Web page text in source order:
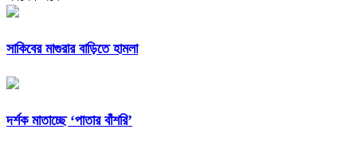
সাকিবের মাগুরার বাড়িতে হামলা
দর্শক মাতাচ্ছে ‘পাতার বাঁশরি’